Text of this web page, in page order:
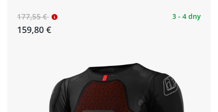
177,55 €
159,80 €
3 - 4 dny